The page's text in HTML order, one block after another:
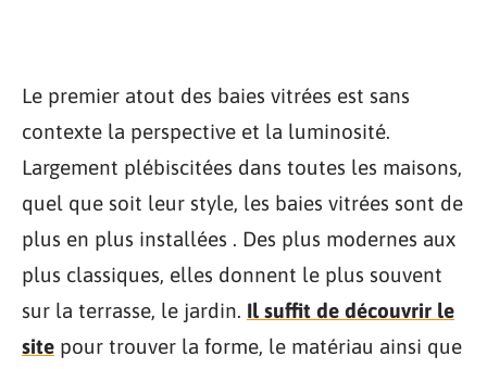
Le premier atout des baies vitrées est sans
contexte la perspective et la luminosité.
Largement plébiscitées dans toutes les maisons,
quel que soit leur style, les baies vitrées sont de
plus en plus installées . Des plus modernes aux
plus classiques, elles donnent le plus souvent
sur la terrasse, le jardin. Il suffit de découvrir le
site pour trouver la forme, le matériau ainsi que